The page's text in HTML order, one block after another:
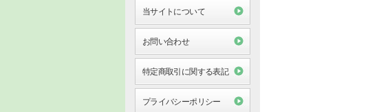
当サイトについて
お問い合わせ
特定商取引に関する表記
プライバシーポリシー